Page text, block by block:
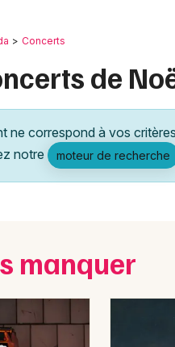
Concerts
de
ne correspond à vos
notre
moteur de recherche
manquer